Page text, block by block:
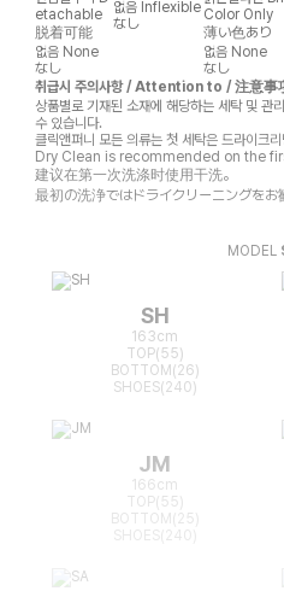
etachable
脱着可能
없음 Inflexible
なし
Color Only
薄い色あり
없음 None
なし
없음 None
なし
취급시 주의사항 / Attention to / 注意事
상품별로 기재된 소재에 해당하는 세탁 및 관
수 있습니다.
클릭앤퍼니 모든 의류는 첫 세탁은 드라이크
Dry Clean is recommended on the
建议在第一次洗涤时使用干洗。
最初の洗浄ではドライクリーニングをお
MODEL
SH
163cm
TOP(55)
BOTTOM(26)
SHOES(240)
JM
166cm
TOP(55)
BOTTOM(25)